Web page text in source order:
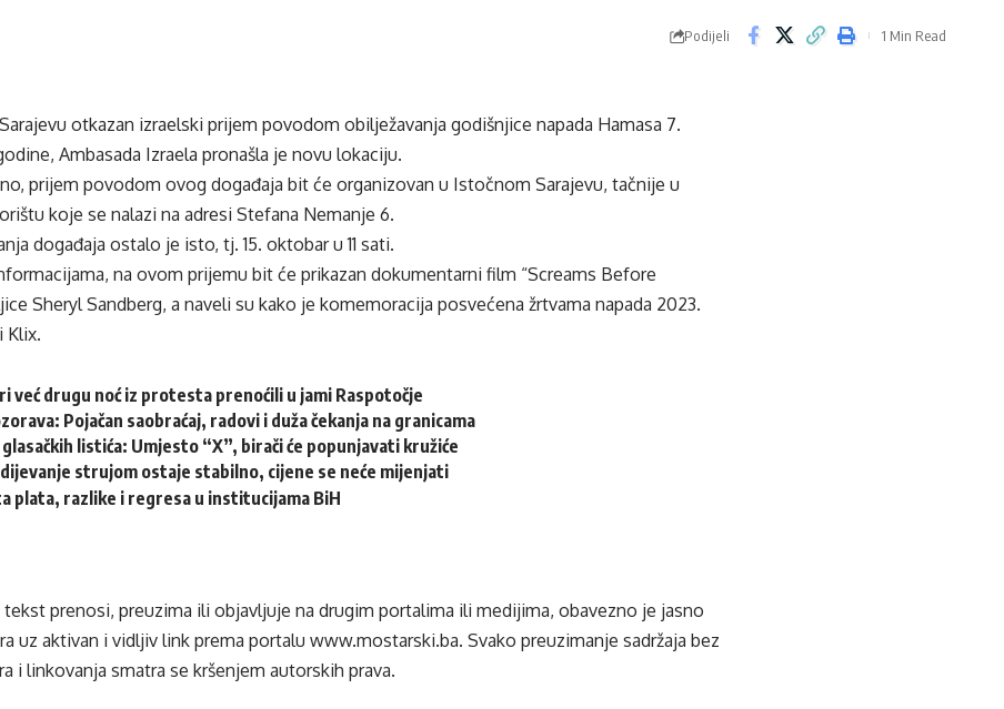
Podijeli 1 Min Read
otkazan izraelski prijem povodom obilježavanja godišnjice napada Hamasa 7.
Ambasada Izraela pronašla je novu lokaciju.
prijem povodom ovog događaja bit će organizovan u Istočnom Sarajevu, tačnije u
koje se nalazi na adresi Stefana Nemanje 6.
događaja ostalo je isto, tj. 15. oktobar u 11 sati.
na ovom prijemu bit će prikazan dokumentarni film “Screams Before
Sheryl Sandberg, a naveli su kako je komemoracija posvećena žrtvama napada 2023.
Klix.
već drugu noć iz protesta prenoćili u jami Raspotočje
Pojačan saobraćaj, radovi i duža čekanja na granicama
listića: Umjesto “X”, birači će popunjavati kružiće
strujom ostaje stabilno, cijene se neće mijenjati
plata, razlike i regresa u institucijama BiH
prenosi, preuzima ili objavljuje na drugim portalima ili medijima, obavezno je jasno
uz aktivan i vidljiv link prema portalu www.mostarski.ba. Svako preuzimanje sadržaja bez
i linkovanja smatra se kršenjem autorskih prava.